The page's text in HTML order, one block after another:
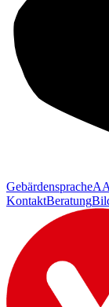
Gebärdensprache
KontaktBeratung